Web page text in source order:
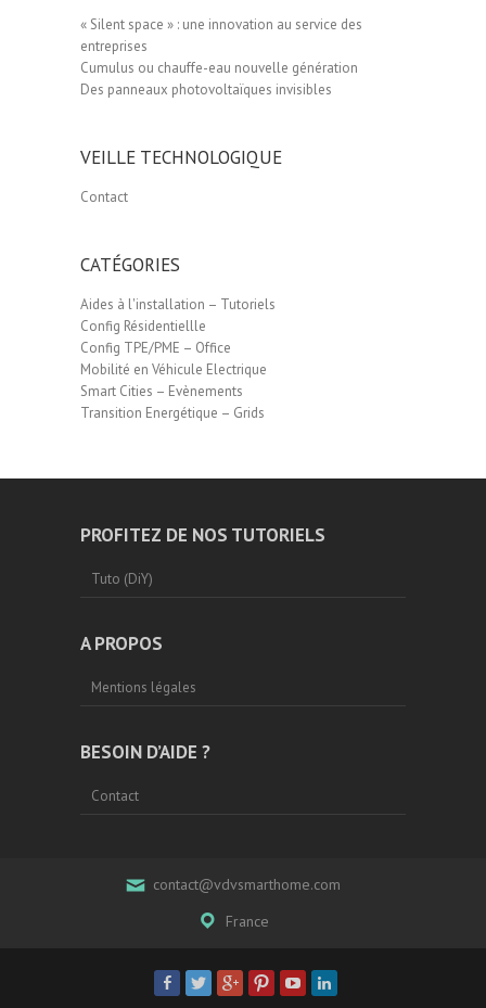
« Silent space » : une innovation au service des
entreprises
Cumulus ou chauffe-eau nouvelle génération
Des panneaux photovoltaïques invisibles
VEILLE TECHNOLOGIQUE
Contact
CATÉGORIES
Aides à l'installation – Tutoriels
Config Résidentiellle
Config TPE/PME – Office
Mobilité en Véhicule Electrique
Smart Cities – Evènements
Transition Energétique – Grids
PROFITEZ DE NOS TUTORIELS
Tuto (DiY)
A PROPOS
Mentions légales
BESOIN D’AIDE ?
Contact
contact@vdvsmarthome.com
France